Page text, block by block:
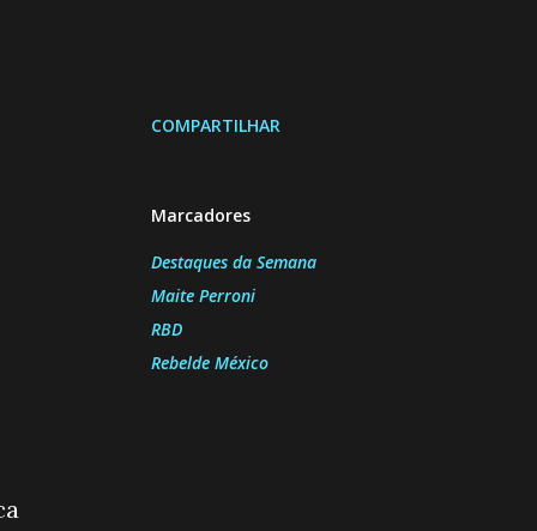
COMPARTILHAR
Marcadores
Destaques da Semana
Maite Perroni
RBD
Rebelde México